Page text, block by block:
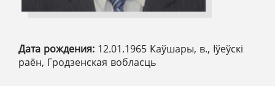
Дата рождения: 12.01.1965 Каўшары, в., Іўеўскі
раён, Гродзенская вобласць